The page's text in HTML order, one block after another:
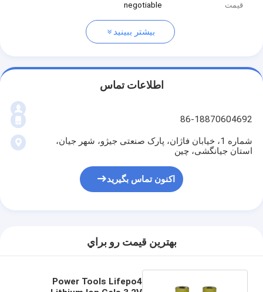
قیمت
negotiable
بیشتر ببینید
اطلاعات تماس
86-18870604692
شماره 1، خیابان فاژان، پارک صنعتی جیژو، شهر جیان،
استان جیانگشی، چین
اکنون تماس بگیرید
بهترين قيمت رو براي
Power Tools Lifepo4